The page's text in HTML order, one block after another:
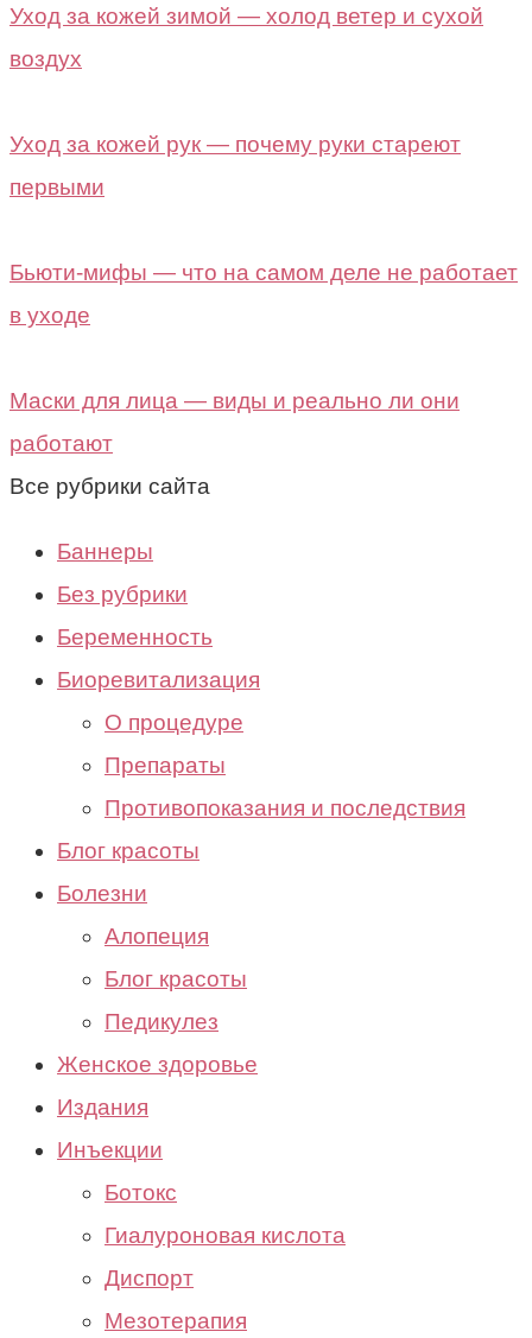
Уход за кожей зимой — холод ветер и сухой
воздух
Уход за кожей рук — почему руки стареют
первыми
Бьюти-мифы — что на самом деле не работает
в уходе
Маски для лица — виды и реально ли они
работают
Все рубрики сайта
Баннеры
Без рубрики
Беременность
Биоревитализация
О процедуре
Препараты
Противопоказания и последствия
Блог красоты
Болезни
Алопеция
Блог красоты
Педикулез
Женское здоровье
Издания
Инъекции
Ботокс
Гиалуроновая кислота
Диспорт
Мезотерапия